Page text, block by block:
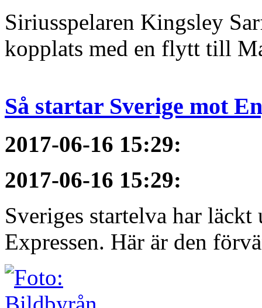
Siriusspelaren Kingsley
kopplats med en flytt till
Så startar Sverige mot
2017-06-16 15:29:
2017-06-16 15:29:
Sveriges startelva har
Expressen. Här är den